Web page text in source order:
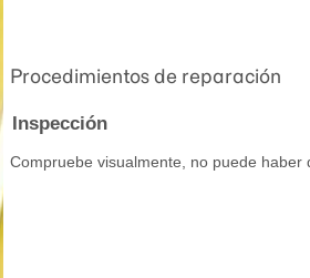
Procedimientos de reparación
Inspección
Compruebe visualmente, no puede haber